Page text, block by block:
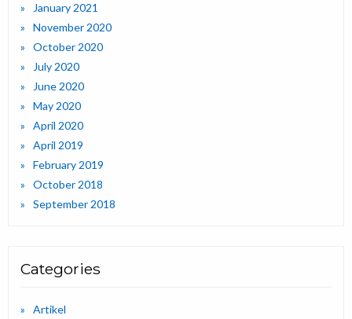
January 2021
November 2020
October 2020
July 2020
June 2020
May 2020
April 2020
April 2019
February 2019
October 2018
September 2018
Categories
Artikel